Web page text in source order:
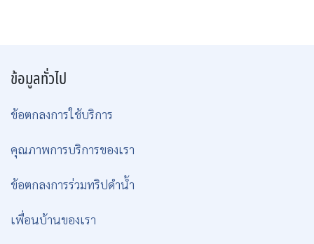
ข้อมูลทั่วไป
ข้อตกลงการใช้บริการ
คุณภาพการบริการของเรา
ข้อตกลงการร่วมทริปดำน้ำ
เพื่อนบ้านของเรา